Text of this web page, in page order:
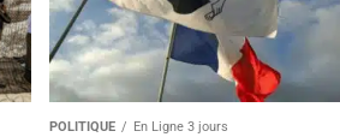
POLITIQUE En Ligne 3 jours